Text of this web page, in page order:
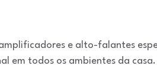
e alto-falantes
em todos os ambientes da